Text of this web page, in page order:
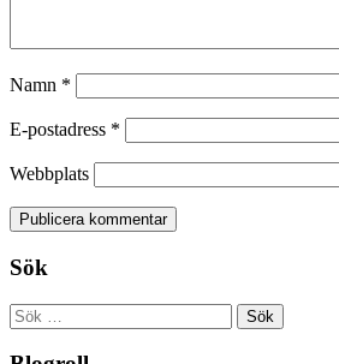
Namn *
E-postadress *
Webbplats
Sök
Sök
efter: